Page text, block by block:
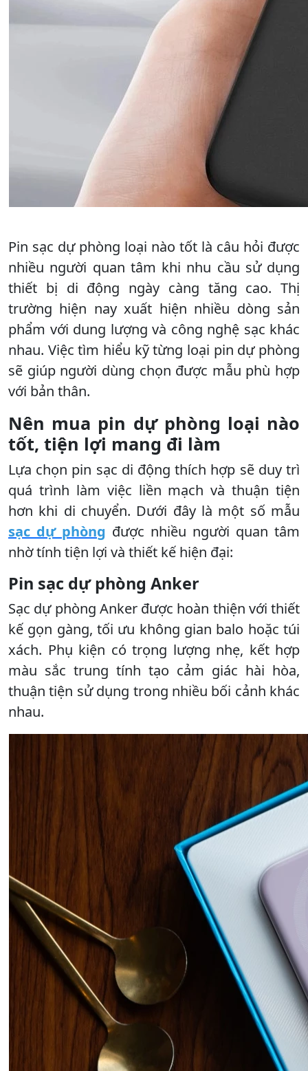
Pin sạc dự phòng loại nào tốt là câu hỏi được
nhiều người quan tâm khi nhu cầu sử dụng
thiết bị di động ngày càng tăng cao. Thị
trường hiện nay xuất hiện nhiều dòng sản
phẩm với dung lượng và công nghệ sạc khác
nhau. Việc tìm hiểu kỹ từng loại pin dự phòng
sẽ giúp người dùng chọn được mẫu phù hợp
với bản thân.
Nên mua pin dự phòng loại nào
tốt, tiện lợi mang đi làm
Lựa chọn pin sạc di động thích hợp sẽ duy trì
quá trình làm việc liền mạch và thuận tiện
hơn khi di chuyển. Dưới đây là một số mẫu
sạc dự phòng được nhiều người quan tâm
nhờ tính tiện lợi và thiết kế hiện đại:
Pin sạc dự phòng Anker
Sạc dự phòng Anker được hoàn thiện với thiết
kế gọn gàng, tối ưu không gian balo hoặc túi
xách. Phụ kiện có trọng lượng nhẹ, kết hợp
màu sắc trung tính tạo cảm giác hài hòa,
thuận tiện sử dụng trong nhiều bối cảnh khác
nhau.